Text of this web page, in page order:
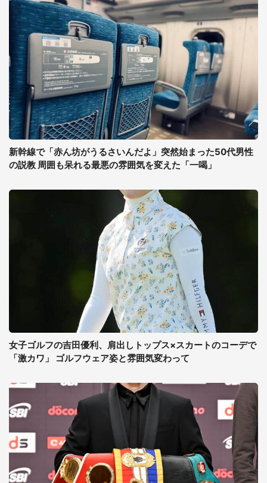
新幹線で「赤ん坊がうるさいんだよ」突然始まった50代男性
の説教 周囲も呆れる最悪の雰囲気を変えた「一喝」
女子ゴルフの吉田優利、肩出しトップス×スカートのコーデで
「激カワ」 ゴルフウェア姿と雰囲気変わって